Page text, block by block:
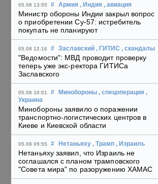
05.08 13:55 # Армия , Индия , авиация
Министр обороны Индии закрыл вопрос
о приобретении Су-57: истребитель
покупать не планируют
05.08 12:16 # Заславский , ГИТИС , скандалы
"Ведомости": МВД проводит проверку
теперь уже экс-ректора ГИТИСа
Заславского
05.08 10:01 # Минобороны , спецоперация ,
Украина
Минобороны заявило о поражении
транспортно-логистических центров в
Киеве и Киевской области
05.08 09:55 # Нетаньяху , Трамп , Израиль
Нетаньяху заявил, что Израиль не
соглашался с планом трамповского
"Совета мира" по разоружению ХАМАС